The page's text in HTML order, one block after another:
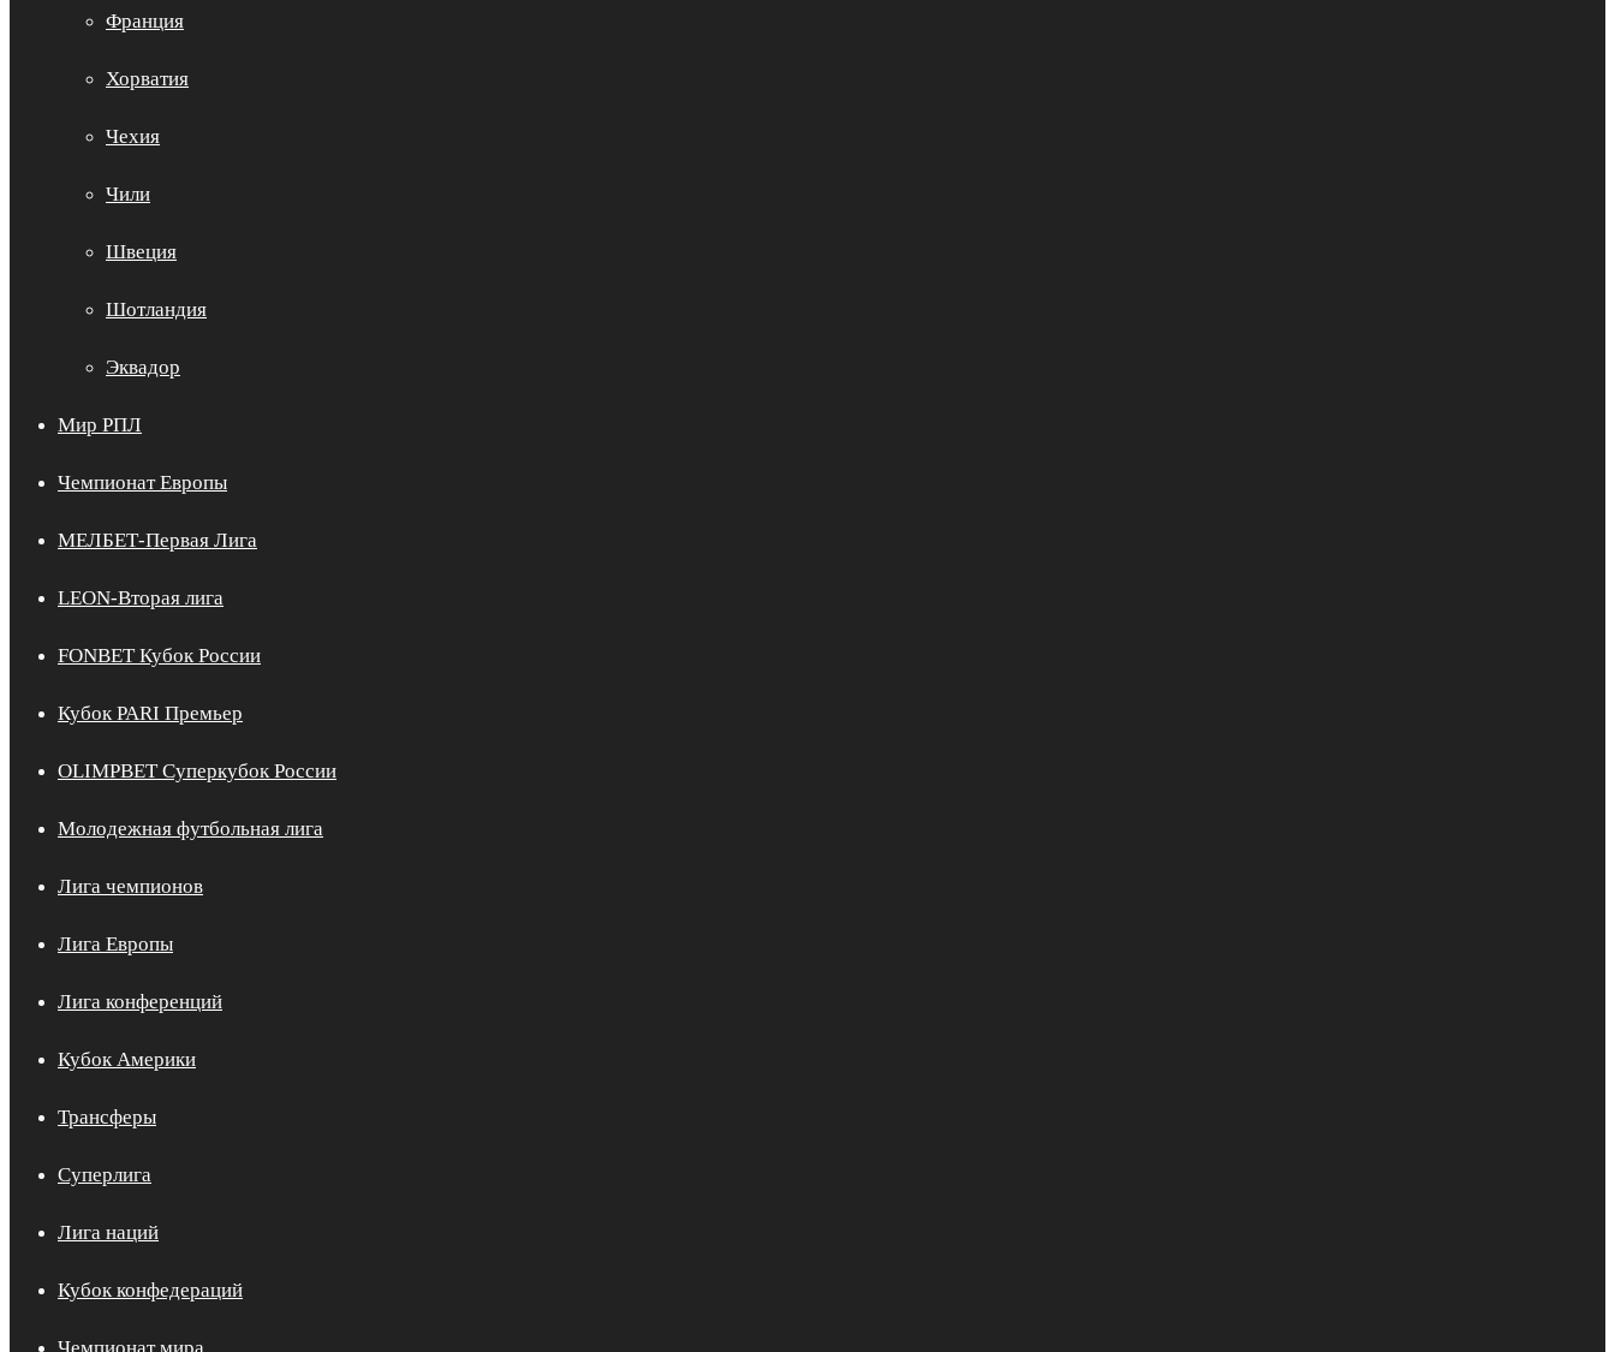
Франция
Хорватия
Чехия
Чили
Швеция
Шотландия
Эквадор
Мир РПЛ
Чемпионат Европы
МЕЛБЕТ-Первая Лига
LEON-Вторая лига
FONBET Кубок России
Кубок PARI Премьер
OLIMPBET Суперкубок России
Молодежная футбольная лига
Лига чемпионов
Лига Европы
Лига конференций
Кубок Америки
Трансферы
Суперлига
Лига наций
Кубок конфедераций